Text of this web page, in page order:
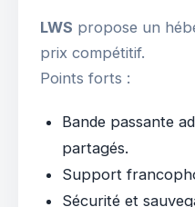
LWS propose un
prix compétitif.
Points forts :
Bande passante
partagés.
Support
Sécurité et